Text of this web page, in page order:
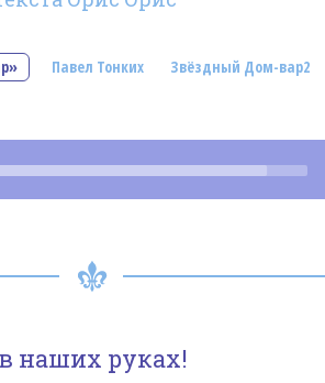
Павел Тонких Звёздный Дом-вар2
наших руках!